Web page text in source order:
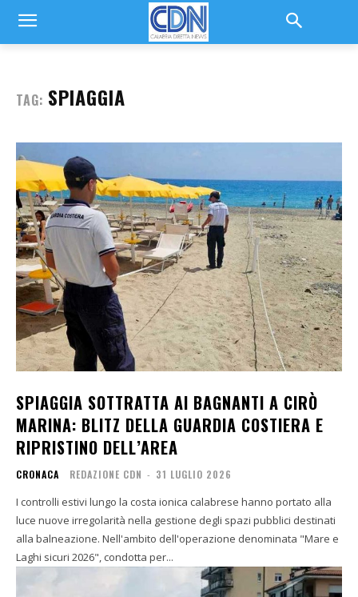
TAG: SPIAGGIA
SPIAGGIA SOTTRATTA AI BAGNANTI A CIRÒ
MARINA: BLITZ DELLA GUARDIA COSTIERA E
RIPRISTINO DELL’AREA
CRONACA REDAZIONE CDN - 31 LUGLIO 2026
I controlli estivi lungo la costa ionica calabrese hanno portato alla
luce nuove irregolarità nella gestione degli spazi pubblici destinati
alla balneazione. Nell'ambito dell'operazione denominata "Mare e
Laghi sicuri 2026", condotta per...